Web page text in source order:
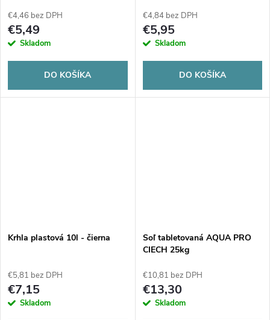
€4,46 bez DPH
€5,49
Skladom
DO KOŠÍKA
€4,84 bez DPH
€5,95
Skladom
DO KOŠÍKA
Krhla plastová 10l - čierna
€5,81 bez DPH
€7,15
Skladom
Soľ tabletovaná AQUA PRO
CIECH 25kg
€10,81 bez DPH
€13,30
Skladom